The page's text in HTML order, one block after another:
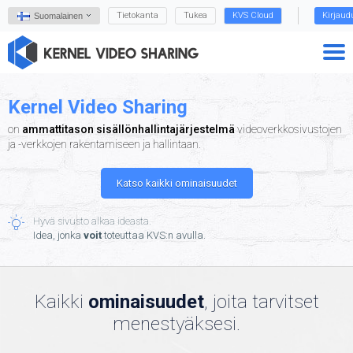
Suomalainen Tietokanta Tukea KVS Cloud
Kernel Video Sharing
on ammattitason sisällönhallintajärjestelmä videoverkkosivustojen
ja -verkkojen rakentamiseen ja hallintaan.
Katso kaikki ominaisuudet
Hyvä sivusto alkaa ideasta.
Idea, jonka voittoteuttaa KVS:n avulla.
Kaikki ominaisuudet, joita tarvitset
menestyäksesi.